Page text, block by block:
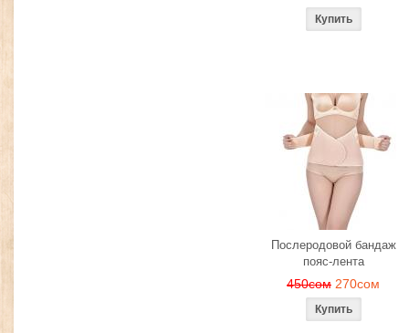
Послеродовой бандаж
пояс-лента
450сом 270сом